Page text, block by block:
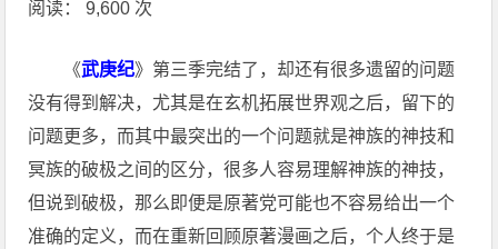
阅读： 9,600 次
《武庚纪》第三季完结了，却还有很多遗留的问题
没有得到解决，尤其是在玄机拓展世界观之后，留下的
问题更多，而其中最突出的一个问题就是神族的神技和
冥族的破极之间的区分，很多人容易理解神族的神技，
但说到破极，那么即便是原著党可能也不容易给出一个
准确的定义，而在重新回顾原著漫画之后，个人终于是